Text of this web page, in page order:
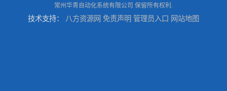
常州华青自动化系统有限公司 保留所有权利.
技术支持： 八方资源网 免责声明 管理员入口 网站地图